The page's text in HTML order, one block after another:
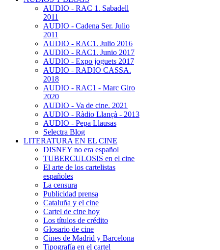
AUDIO - RAC 1. Sabadell
2011
AUDIO - Cadena Ser. Julio
2011
AUDIO - RAC1. Julio 2016
AUDIO - RAC1. Junio 2017
AUDIO - Expo joguets 2017
AUDIO - RADIO CASSA.
2018
AUDIO - RAC1 - Marc Giro
2020
AUDIO - Va de cine. 2021
AUDIO - Ràdio Llançà - 2013
AUDIO - Pepa Llausas
Selectra Blog
LITERATURA EN EL CINE
DISNEY no era español
TUBERCULOSIS en el cine
El arte de los cartelistas
españoles
La censura
Publicidad prensa
Cataluña y el cine
Cartel de cine hoy
Los títulos de crédito
Glosario de cine
Cines de Madrid y Barcelona
Tipografía en el cartel